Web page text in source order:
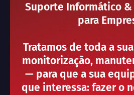
Suporte Informático &
para
Tratamos de toda a
monitorização,
— para que a sua
que interessa: fazer o